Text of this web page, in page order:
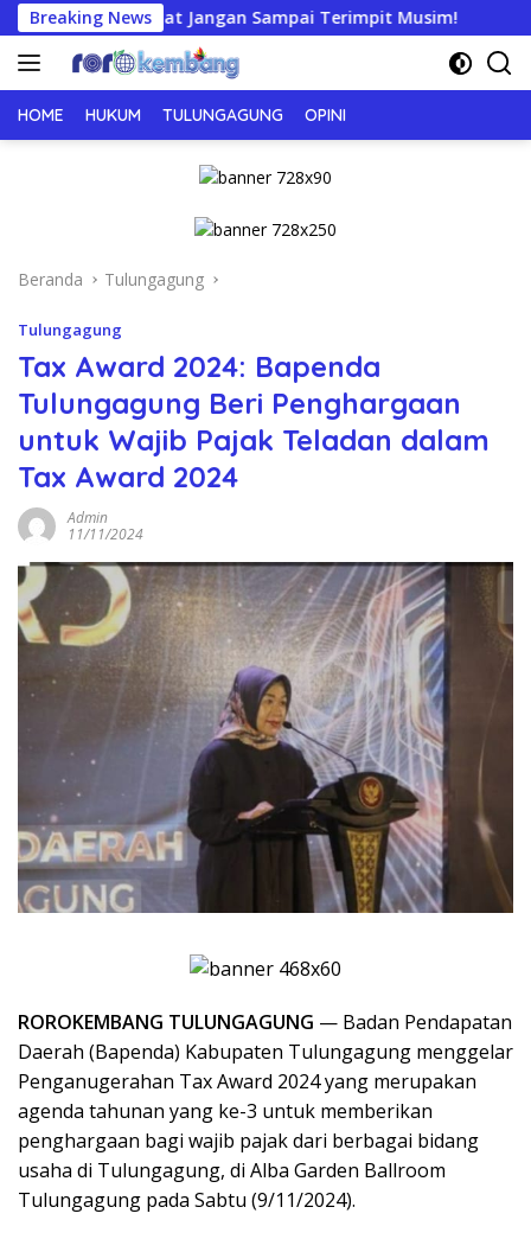
Langsung
ke
konten
Breaking News
Jangan Sampai Terimpit Musim! APTI Siap
HOME HUKUM TULUNGAGUNG OPINI
Beranda Tulungagung
Tulungagung
Tax Award 2024: Bapenda
Tulungagung Beri Penghargaan
untuk Wajib Pajak Teladan dalam
Tax Award 2024
Admin
11/11/2024
ROROKEMBANG TULUNGAGUNG — Badan Pendapatan
Daerah (Bapenda) Kabupaten Tulungagung menggelar
Penganugerahan Tax Award 2024 yang merupakan
agenda tahunan yang ke-3 untuk memberikan
penghargaan bagi wajib pajak dari berbagai bidang
usaha di Tulungagung, di Alba Garden Ballroom
Tulungagung pada Sabtu (9/11/2024).